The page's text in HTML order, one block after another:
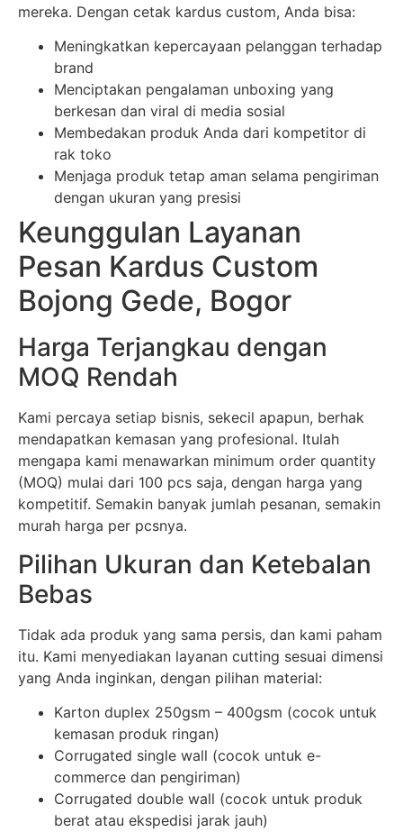
mereka. Dengan cetak kardus custom, Anda bisa:
Meningkatkan kepercayaan pelanggan terhadap
brand
Menciptakan pengalaman unboxing yang
berkesan dan viral di media sosial
Membedakan produk Anda dari kompetitor di
rak toko
Menjaga produk tetap aman selama pengiriman
dengan ukuran yang presisi
Keunggulan Layanan
Pesan Kardus Custom
Bojong Gede, Bogor
Harga Terjangkau dengan
MOQ Rendah
Kami percaya setiap bisnis, sekecil apapun, berhak
mendapatkan kemasan yang profesional. Itulah
mengapa kami menawarkan minimum order quantity
(MOQ) mulai dari 100 pcs saja, dengan harga yang
kompetitif. Semakin banyak jumlah pesanan, semakin
murah harga per pcsnya.
Pilihan Ukuran dan Ketebalan
Bebas
Tidak ada produk yang sama persis, dan kami paham
itu. Kami menyediakan layanan cutting sesuai dimensi
yang Anda inginkan, dengan pilihan material:
Karton duplex 250gsm – 400gsm (cocok untuk
kemasan produk ringan)
Corrugated single wall (cocok untuk e-
commerce dan pengiriman)
Corrugated double wall (cocok untuk produk
berat atau ekspedisi jarak jauh)